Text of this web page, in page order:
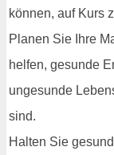
können, auf Kurs
Planen Sie Ihre
helfen, gesunde
ungesunde
sind.
Halten Sie